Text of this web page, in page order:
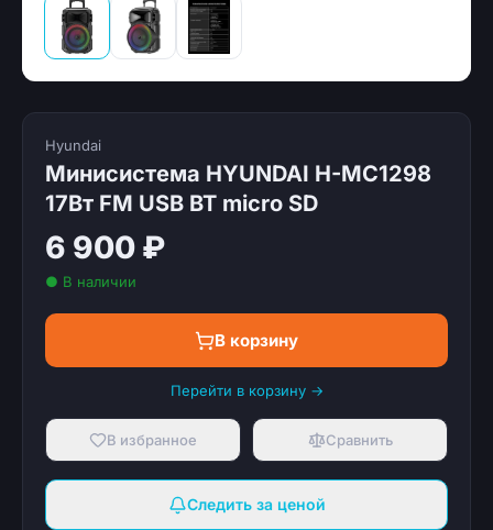
Hyundai
Минисистема HYUNDAI H-MC1298
17Вт FM USB BT micro SD
6 900 ₽
● В наличии
В корзину
Перейти в корзину →
В избранное Сравнить
Следить за ценой